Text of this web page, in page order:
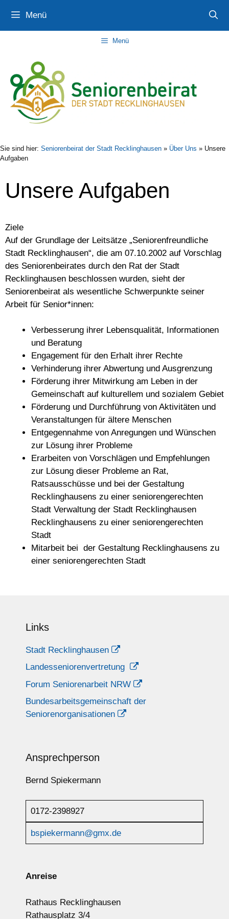
Inhalt
springen
Navigation
springen
Inhalt
springen
Menü
Menü
Sie sind hier: Seniorenbeirat der Stadt Recklinghausen » Über Uns » Unsere
Aufgaben
Unsere Aufgaben
Ziele
Auf der Grundlage der Leitsätze „Seniorenfreundliche
Stadt Recklinghausen“, die am 07.10.2002 auf Vorschlag
des Seniorenbeirates durch den Rat der Stadt
Recklinghausen beschlossen wurden, sieht der
Seniorenbeirat als wesentliche Schwerpunkte seiner
Arbeit für Senior*innen:
Verbesserung ihrer Lebensqualität, Informationen
und Beratung
Engagement für den Erhalt ihrer Rechte
Verhinderung ihrer Abwertung und Ausgrenzung
Förderung ihrer Mitwirkung am Leben in der
Gemeinschaft auf kulturellem und sozialem Gebiet
Förderung und Durchführung von Aktivitäten und
Veranstaltungen für ältere Menschen
Entgegennahme von Anregungen und Wünschen
zur Lösung ihrer Probleme
Erarbeiten von Vorschlägen und Empfehlungen
zur Lösung dieser Probleme an Rat,
Ratsausschüsse und bei der Gestaltung
Recklinghausens zu einer seniorengerechten
Stadt Verwaltung der Stadt Recklinghausen
Recklinghausens zu einer seniorengerechten
Stadt
Mitarbeit bei der Gestaltung Recklinghausens zu
einer seniorengerechten Stadt
Links
Stadt Recklinghausen
Landesseniorenvertretung
Forum Seniorenarbeit NRW
Bundesarbeitsgemeinschaft der
Seniorenorganisationen
Ansprechperson
Bernd Spiekermann
0172-2398927
bspiekermann@gmx.de
Anreise
Rathaus Recklinghausen
Rathausplatz 3/4